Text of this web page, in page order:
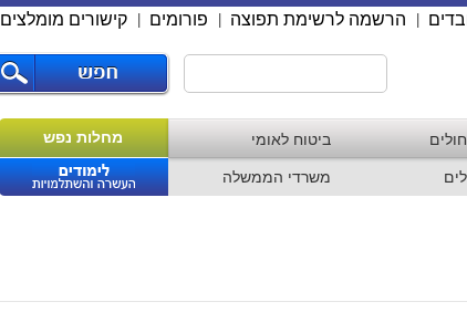
הרשמה לרשימת תפוצה פורומים קישורים מומלצים
מחלות נפש ביטוח לאומי
משרדי הממשלה